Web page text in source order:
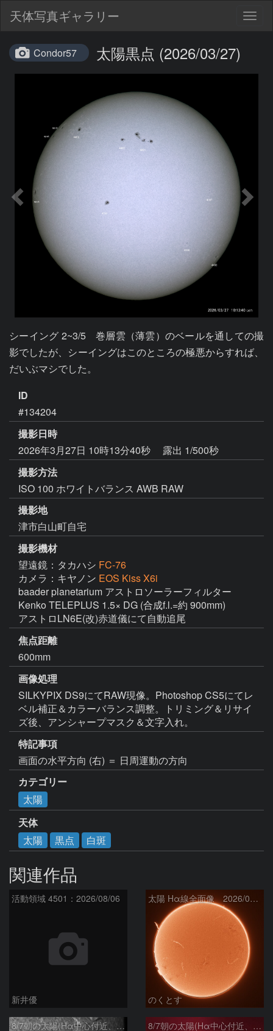
天体写真ギャラリー
Condor57 太陽黒点 (2026/03/27)
シーイング 2~3/5　巻層雲（薄雲）のベールを通しての撮
影でしたが、シーイングはこのところの極悪からすれば、
だいぶマシでした。
ID
#134204
撮影日時
2026年3月27日 10時13分40秒
露出 1/500秒
撮影方法
ISO 100 ホワイトバランス AWB RAW
撮影地
津市白山町自宅
撮影機材
望遠鏡：タカハシ FC-76
カメラ：キヤノン EOS Kiss X6i
baader planetarium アストロソーラーフィルター
Kenko TELEPLUS 1.5× DG (合成f.l.=約 900mm)
アストロLN6E(改)赤道儀にて自動追尾
焦点距離
600mm
画像処理
SILKYPIX DS9にてRAW現像。Photoshop CS5にてレ
ベル補正＆カラーバランス調整。トリミング＆リサイ
ズ後、アンシャープマスク＆文字入れ。
特記事項
画面の水平方向 (右) ＝ 日周運動の方向
カテゴリー
太陽
天体
太陽
黒点 白斑
関連作品
活動領域 4501：2026/08/06
新井優
太陽 Hα線全面像 2026/08/07
のくとす
8/7朝の太陽(Hα中心付近、4498、4502付近) 8/7朝の太陽(Hα中心付近、プロミネンス)